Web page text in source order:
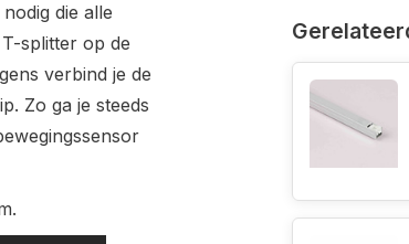
die alle
splitter op de
verbind je de
Zo ga je steeds